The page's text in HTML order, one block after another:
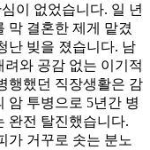
이 없었습니다. 일 년
막 결혼한 제게 맡겼
난 빚을 졌습니다. 남
와 공감 없는 이기적
행했던 직장생활은 감
암 투병으로 5년간 병
완전 탈진했습니다.
가 거꾸로 솟는 분노